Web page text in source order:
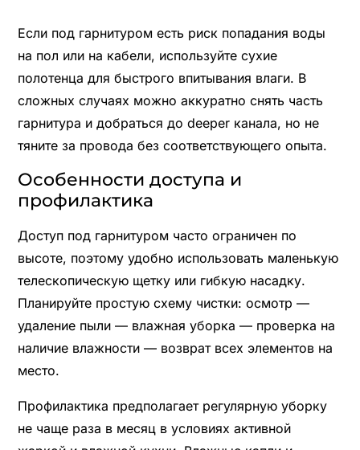
Если под гарнитуром есть риск попадания воды
на пол или на кабели, используйте сухие
полотенца для быстрого впитывания влаги. В
сложных случаях можно аккуратно снять часть
гарнитура и добраться до deeper канала, но не
тяните за провода без соответствующего опыта.
Особенности доступа и
профилактика
Доступ под гарнитуром часто ограничен по
высоте, поэтому удобно использовать маленькую
телескопическую щетку или гибкую насадку.
Планируйте простую схему чистки: осмотр —
удаление пыли — влажная уборка — проверка на
наличие влажности — возврат всех элементов на
место.
Профилактика предполагает регулярную уборку
не чаще раза в месяц в условиях активной